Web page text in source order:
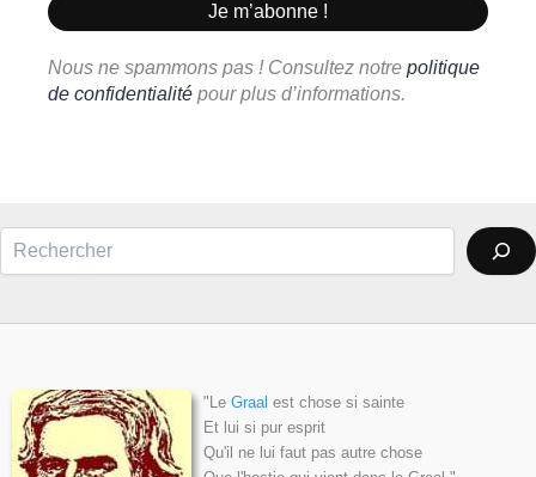
Nous ne spammons pas ! Consultez notre politique
de confidentialité pour plus d’informations.
"Le Graal est chose si sainte
Et lui si pur esprit
Qu'il ne lui faut pas autre chose